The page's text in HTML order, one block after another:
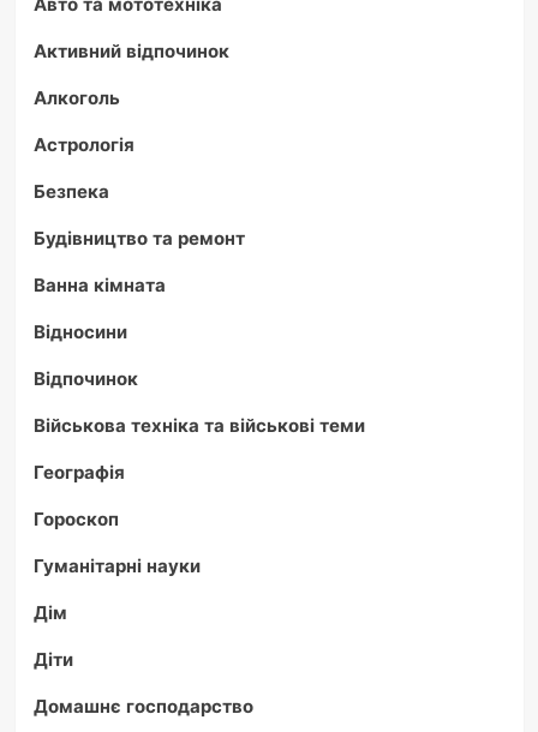
Активний відпочинок
Алкоголь
Астрологія
Безпека
Будівництво та ремонт
Ванна кімната
Відносини
Відпочинок
Військова техніка та військові теми
Географія
Гороскоп
Гуманітарні науки
Дім
Діти
Домашнє господарство